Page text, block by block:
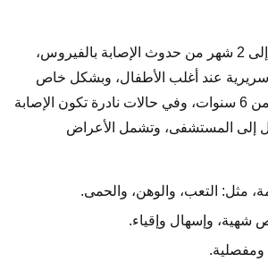
تظهر الأعراض بعد 1 إلى 2 شهر من حدوث الإصابة بالفيروس،
عند أغلب الأطفال، وبشكل خاص
الأطفال من هم أقل من 6 سنوات، وفي حالات نادرة تكون الإصابة
إلى المستشفى، وتشمل الأعراض